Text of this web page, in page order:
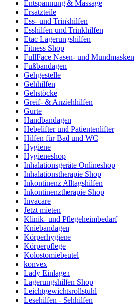
Entspannung & Massage
Ersatzteile
Ess- und Trinkhilfen
Esshilfen und Trinkhilfen
Etac Lagerungshilfen
Fitness Shop
FullFace Nasen- und Mundmasken
Fußbandagen
Gehgestelle
Gehhilfen
Gehstöcke
Greif- & Anziehhilfen
Gurte
Handbandagen
Hebelifter und Patientenlifter
Hilfen für Bad und WC
Hygiene
Hygieneshop
Inhalationsgeräte Onlineshop
Inhalationstherapie Shop
Inkontinenz Alltagshilfen
Inkontinenztherapie Shop
Invacare
Jetzt mieten
Klinik- und Pflegeheimbedarf
Kniebandagen
Körperhygiene
Körperpflege
Kolostomiebeutel
konvex
Lady Einlagen
Lagerungshilfen Shop
Leichtgewichtsrollstuhl
Lesehilfen - Sehhilfen